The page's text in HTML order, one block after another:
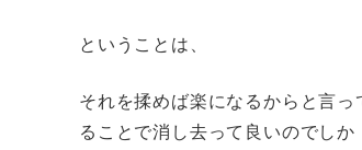
ということは、
それを揉めば楽になるからと言
ることで消し去って良いのでしか